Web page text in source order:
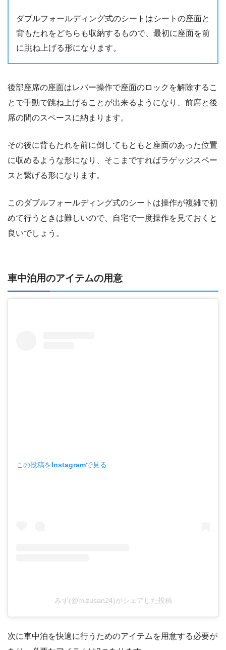
ダブルフォールディング式のシートはシートの座面と
背もたれをどちらも収納するもので、最初に座面を前
に跳ね上げる形になります。
後部座席の座面はレバー操作で座面のロックを解除するこ
とで手動で跳ね上げることが出来るようになり、前席と後
席の間のスペースに納まります。
その後に背もたれを前に倒してもともと座面のあった位置
に収めるような形になり、そこまですればラゲッジスペー
スと繋げる形になります。
このダブルフォールディング式のシートは操作が複雑で初
めて行うときは難しいので、自宅で一度操作を見ておくと
良いでしょう。
車中泊用のアイテムの用意
この投稿をInstagramで見る
みず(@mizusan24)がシェアした投稿
次に車中泊を快適に行うためのアイテムを用意する必要が